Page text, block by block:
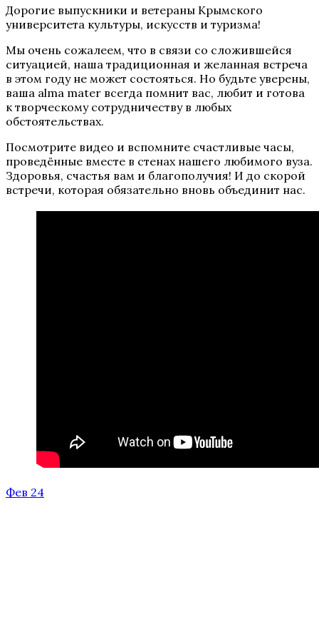
Дорогие выпускники и ветераны Крымского
университета культуры, искусств и туризма!
Мы очень сожалеем, что в связи со сложившейся
ситуацией, наша традиционная и желанная встреча
в этом году не может состояться. Но будьте уверены,
ваша alma mater всегда помнит вас, любит и готова
к творческому сотрудничеству в любых
обстоятельствах.
Посмотрите видео и вспомните счастливые часы,
проведённые вместе в стенах нашего любимого вуза.
Здоровья, счастья вам и благополучия! И до скорой
встречи, которая обязательно вновь объединит нас.
Фев 24